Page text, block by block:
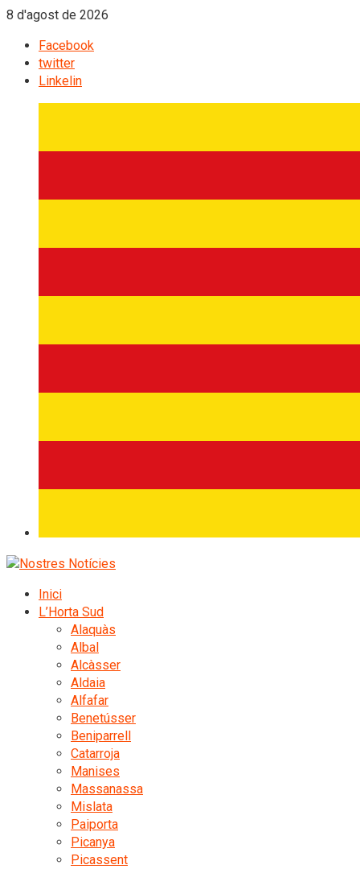
8 d'agost de 2026
Facebook
twitter
Linkelin
Inici
L’Horta Sud
Alaquàs
Albal
Alcàsser
Aldaia
Alfafar
Benetússer
Beniparrell
Catarroja
Manises
Massanassa
Mislata
Paiporta
Picanya
Picassent